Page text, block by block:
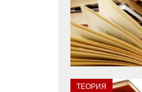
ТЕОРИЯ